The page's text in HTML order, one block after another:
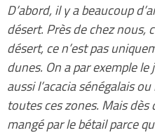
D’abord, il y a beaucoup
désert. Près de chez nous,
désert, ce n’est pas
dunes. On a par exemple
aussi l’acacia sénégalais
toutes ces zones. Mais dès
mangé par le bétail parce